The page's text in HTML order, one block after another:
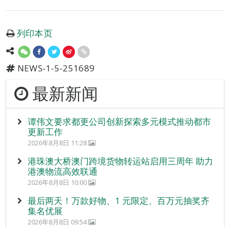
列印本页
NEWS-1-5-251689
最新新闻
谭伟文要求都更公司创新探索多元模式推动都市
更新工作
2026年8月8日 11:28
港珠澳大桥澳门跨境货物转运站启用三周年 助力
港澳物流高效联通
2026年8月8日 10:00
最后两天！万款好物、1 元限定、百万元抽奖齐
集名优展
2026年8月8日 09:54